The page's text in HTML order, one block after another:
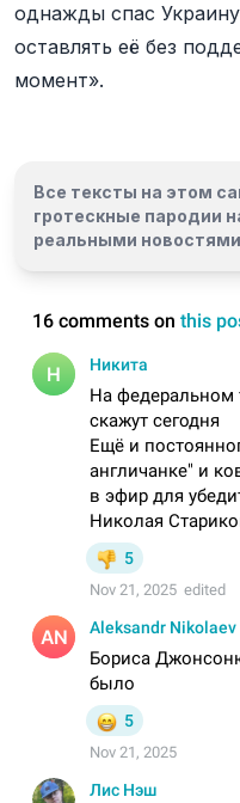
однажды спас
оставлять её без
момент».
Все тексты на этом
гротескные пародии
реальными новостями